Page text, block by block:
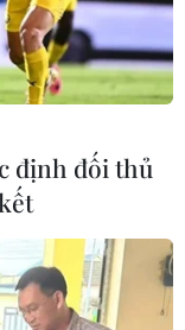
đầu tư nhà
định đối thủ